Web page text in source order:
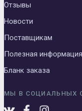
Отзывы
Новости
Поставщикам
Полезная информация
Бланк заказа
МЫ В СОЦИАЛЬНЫХ